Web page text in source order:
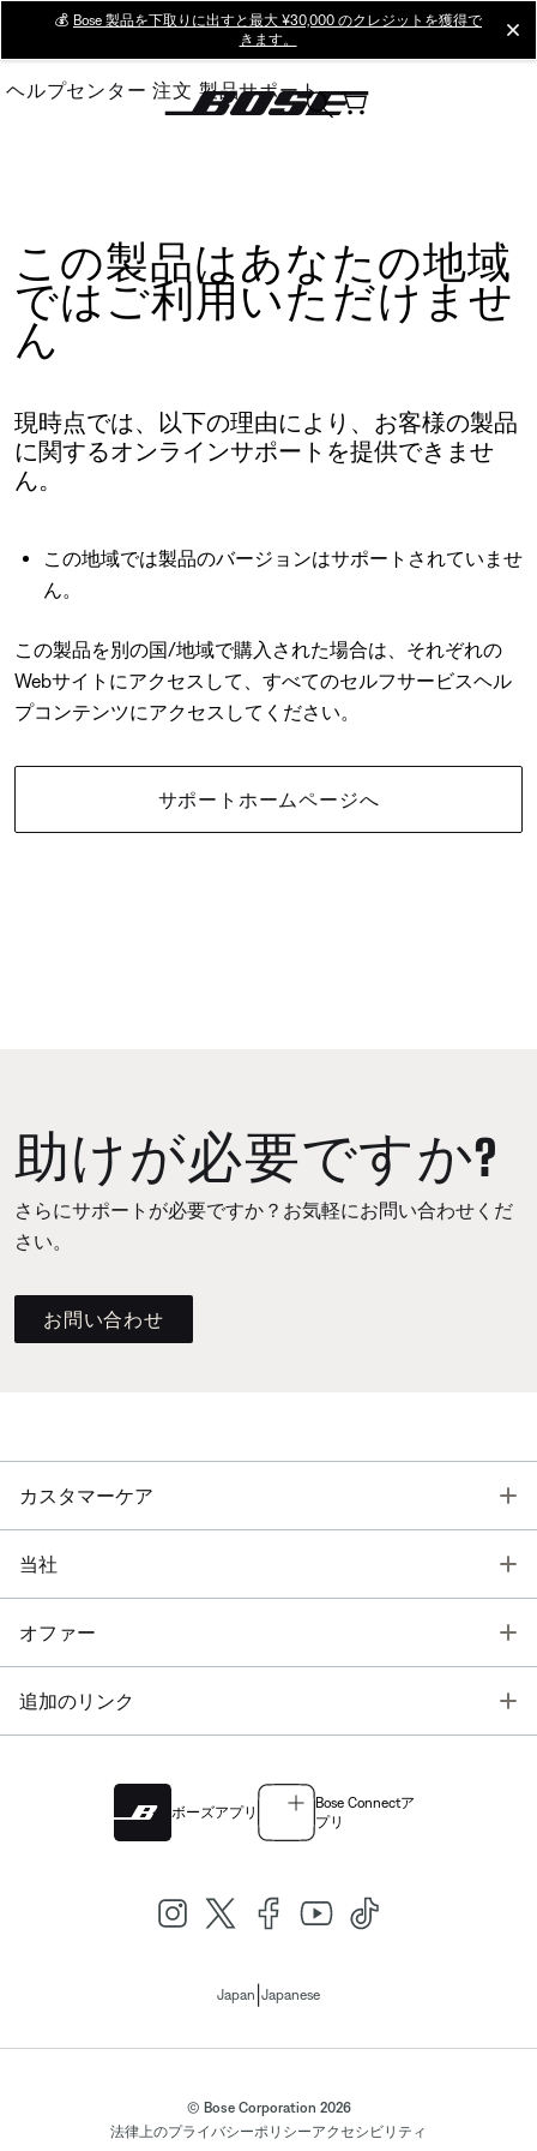
Main
💰 Bose 製品を下取りに出すと最大 ¥30,000 のクレジットを獲得で
きます。
ヘルプセンター 注文 製品サポート
この製品はあなたの地域
ではご利用いただけませ
ん
現時点では、以下の理由により、お客様の製品
に関するオンラインサポートを提供できませ
ん。
この地域では製品のバージョンはサポートされていませ
ん。
この製品を別の国/地域で購入された場合は、それぞれの
Webサイトにアクセスして、すべてのセルフサービスヘル
プコンテンツにアクセスしてください。
サポートホームページへ
助けが必要ですか?
さらにサポートが必要ですか？お気軽にお問い合わせくだ
さい。
お問い合わせ
カスタマーケア
当社
オファー
追加のリンク
ボーズアプリ
Bose Connectア
プリ
Japan Japanese
© Bose Corporation 2026
法律上のプライバシーポリシーアクセシビリティ